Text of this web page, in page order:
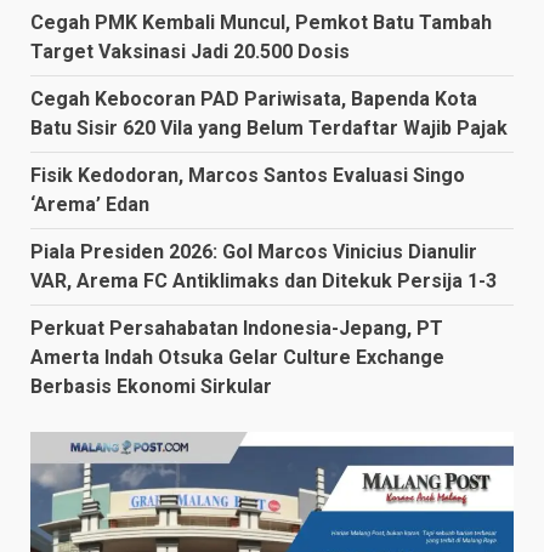
Cegah PMK Kembali Muncul, Pemkot Batu Tambah
Target Vaksinasi Jadi 20.500 Dosis
Cegah Kebocoran PAD Pariwisata, Bapenda Kota
Batu Sisir 620 Vila yang Belum Terdaftar Wajib Pajak
Fisik Kedodoran, Marcos Santos Evaluasi Singo
‘Arema’ Edan
Piala Presiden 2026: Gol Marcos Vinicius Dianulir
VAR, Arema FC Antiklimaks dan Ditekuk Persija 1-3
Perkuat Persahabatan Indonesia-Jepang, PT
Amerta Indah Otsuka Gelar Culture Exchange
Berbasis Ekonomi Sirkular